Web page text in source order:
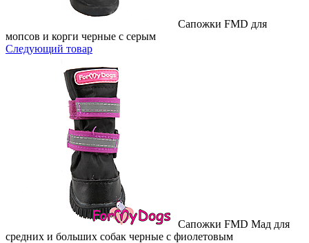
Сапожки FMD для
мопсов и корги черные с серым
Следующий товар
Сапожки FMD Мад для
средних и больших собак черные с фиолетовым